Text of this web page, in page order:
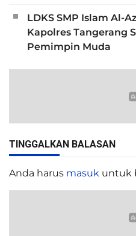
LDKS SMP Islam Al-
Kapolres Tangerang
Pemimpin Muda
TINGGALKAN BALASAN
Anda harus masuk untuk